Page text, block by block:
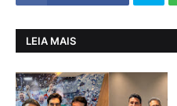
LEIA MAIS